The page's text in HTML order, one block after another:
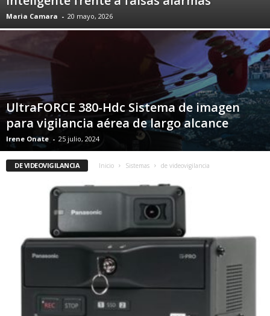
Maria Camara - 20 mayo, 2026
UltraFORCE 380-Hdc Sistema de imagen
para vigilancia aérea de largo alcance
Irene Onate - 25 julio, 2024
DE VIDEOVIGILANCIA Inicio Sistemas de videovigilancia